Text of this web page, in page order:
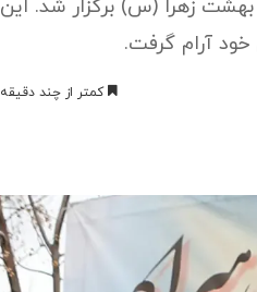
زهرا (س) برگزار شد. این
آرام گرفت.
کمتر از چند دقیقه